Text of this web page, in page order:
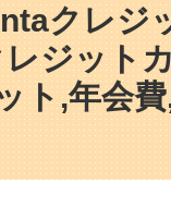
クレジ
ジット
ト,年会